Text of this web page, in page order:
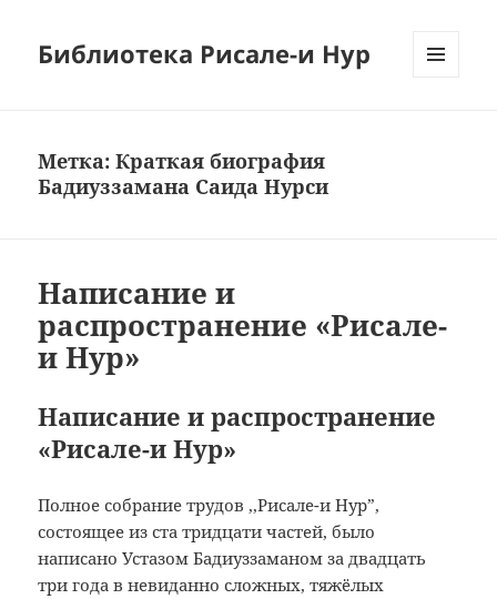
Библиотека Рисале-и Нур
Метка:Краткая биография
Бадиуззамана Саида Нурси
Написание и
распространение «Рисале-
и Нур»
Написание и распространение
«Рисале-и Нур»
Полное собрание трудов ,,Рисале-и Нур”,
состоящее из ста тридцати частей, было
написано Устазом Бадиуззаманом за двадцать
три года в невиданно сложных, тяжёлых